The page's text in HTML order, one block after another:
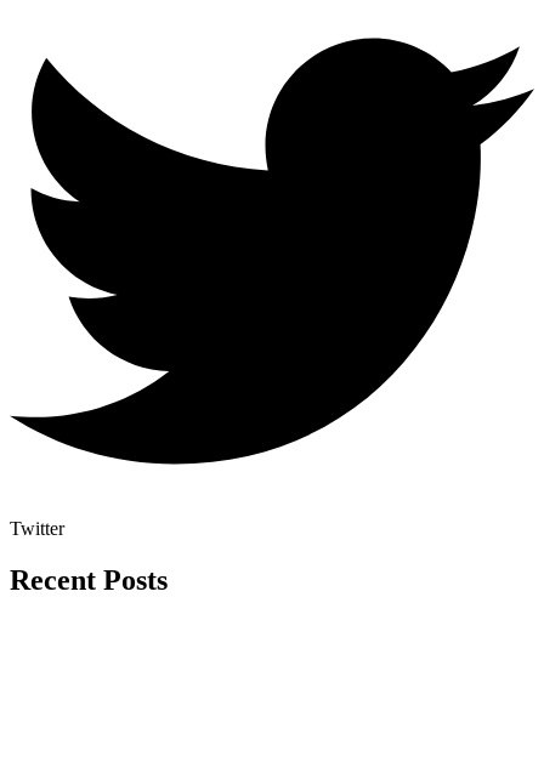
Twitter
Recent Posts